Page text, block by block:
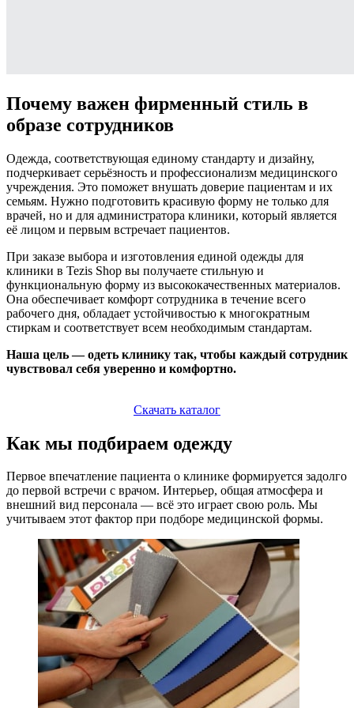
Почему важен фирменный стиль в
образе сотрудников
Одежда, соответствующая единому стандарту и дизайну,
подчеркивает серьёзность и профессионализм медицинского
учреждения. Это поможет внушать доверие пациентам и их
семьям. Нужно подготовить красивую форму не только для
врачей, но и для администратора клиники, который является
её лицом и первым встречает пациентов.
При заказе выбора и изготовления единой одежды для
клиники в Tezis Shop вы получаете стильную и
функциональную форму из высококачественных материалов.
Она обеспечивает комфорт сотрудника в течение всего
рабочего дня, обладает устойчивостью к многократным
стиркам и соответствует всем необходимым стандартам.
Наша цель — одеть клинику так, чтобы каждый сотрудник
чувствовал себя уверенно и комфортно.
Скачать каталог
Как мы подбираем одежду
Первое впечатление пациента о клинике формируется задолго
до первой встречи с врачом. Интерьер, общая атмосфера и
внешний вид персонала — всё это играет свою роль. Мы
учитываем этот фактор при подборе медицинской формы.